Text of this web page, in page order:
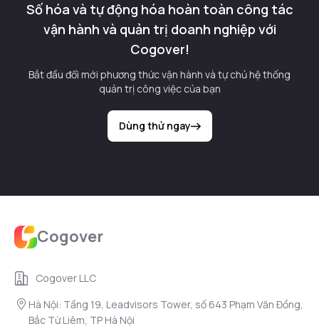
Số hóa và tự động hóa hoàn toàn công tác
vận hành và quản trị doanh nghiệp với
Cogover!
Bắt đầu đổi mới phương thức vận hành và tự chủ hệ thống
quản trị công việc của bạn
Dùng thử ngay
Cogover
Cogover LLC
Hà Nội: Tầng 19, Leadvisors Tower, số 643 Phạm Văn Đồng,
Bắc Từ Liêm, TP Hà Nội